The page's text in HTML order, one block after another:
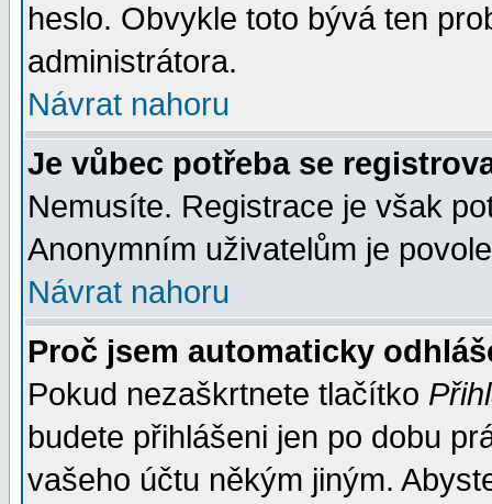
heslo. Obvykle toto bývá ten
administrátora.
Návrat nahoru
Je vůbec potřeba se
Nemusíte. Registrace je však
Anonymním uživatelům je
Návrat nahoru
Proč jsem automaticky
Pokud nezaškrtnete tlačítko
budete přihlášeni jen po dobu
vašeho účtu někým jiným.